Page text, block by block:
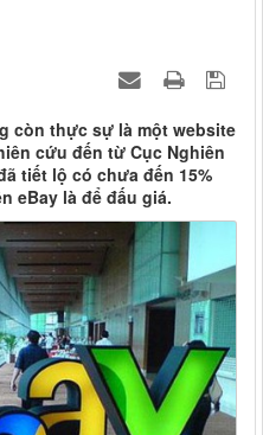
còn thực sự là một website
cứu đến từ Cục Nghiên
tiết lộ có chưa đến 15%
eBay là để đấu giá.